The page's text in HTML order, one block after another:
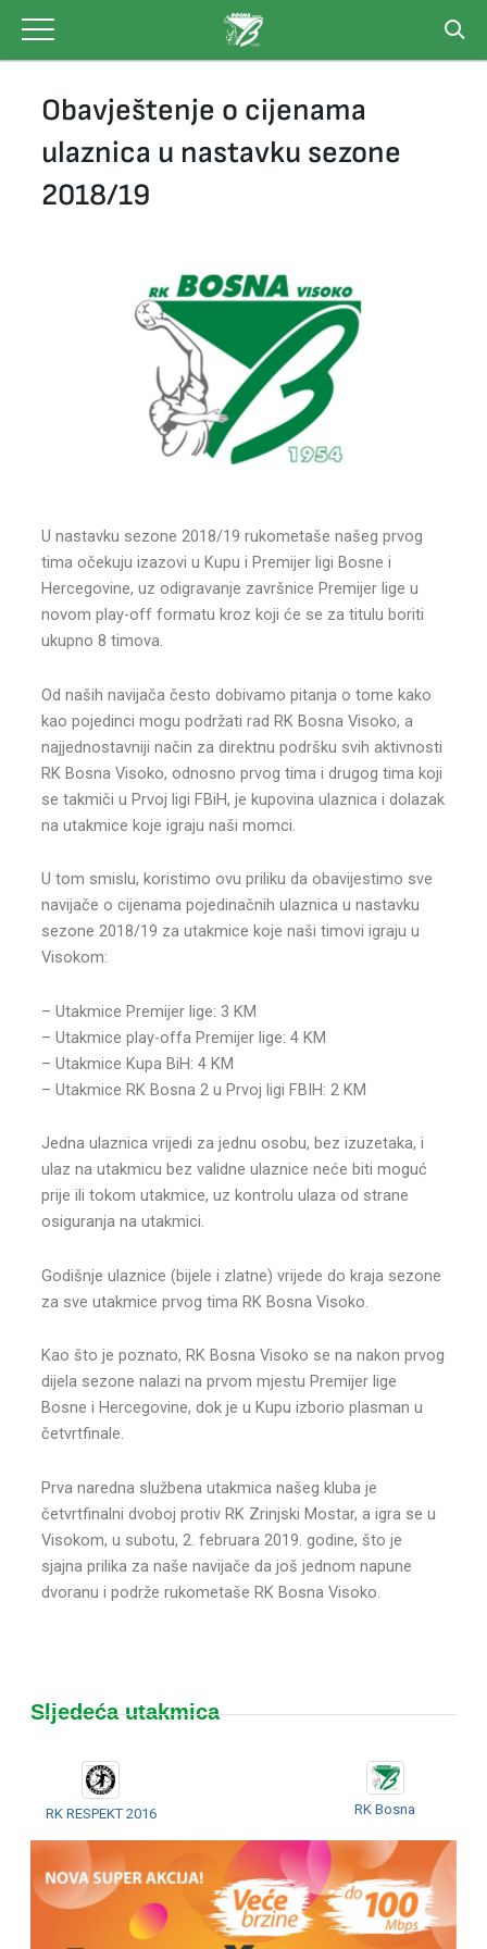
content
Obavještenje o cijenama
ulaznica u nastavku sezone
2018/19
U nastavku sezone 2018/19 rukometaše našeg prvog
tima očekuju izazovi u Kupu i Premijer ligi Bosne i
Hercegovine, uz odigravanje završnice Premijer lige u
novom play-off formatu kroz koji će se za titulu boriti
ukupno 8 timova.
Od naših navijača često dobivamo pitanja o tome kako
kao pojedinci mogu podržati rad RK Bosna Visoko, a
najjednostavniji način za direktnu podršku svih aktivnosti
RK Bosna Visoko, odnosno prvog tima i drugog tima koji
se takmiči u Prvoj ligi FBiH, je kupovina ulaznica i dolazak
na utakmice koje igraju naši momci.
U tom smislu, koristimo ovu priliku da obavijestimo sve
navijače o cijenama pojedinačnih ulaznica u nastavku
sezone 2018/19 za utakmice koje naši timovi igraju u
Visokom:
– Utakmice Premijer lige: 3 KM
– Utakmice play-offa Premijer lige: 4 KM
– Utakmice Kupa BiH: 4 KM
– Utakmice RK Bosna 2 u Prvoj ligi FBIH: 2 KM
Jedna ulaznica vrijedi za jednu osobu, bez izuzetaka, i
ulaz na utakmicu bez validne ulaznice neće biti moguć
prije ili tokom utakmice, uz kontrolu ulaza od strane
osiguranja na utakmici.
Godišnje ulaznice (bijele i zlatne) vrijede do kraja sezone
za sve utakmice prvog tima RK Bosna Visoko.
Kao što je poznato, RK Bosna Visoko se na nakon prvog
dijela sezone nalazi na prvom mjestu Premijer lige
Bosne i Hercegovine, dok je u Kupu izborio plasman u
četvrtfinale.
Prva naredna službena utakmica našeg kluba je
četvrtfinalni dvoboj protiv RK Zrinjski Mostar, a igra se u
Visokom, u subotu, 2. februara 2019. godine, što je
sjajna prilika za naše navijače da još jednom napune
dvoranu i podrže rukometaše RK Bosna Visoko.
Sljedeća utakmica
RK RESPEKT 2016 RK Bosna